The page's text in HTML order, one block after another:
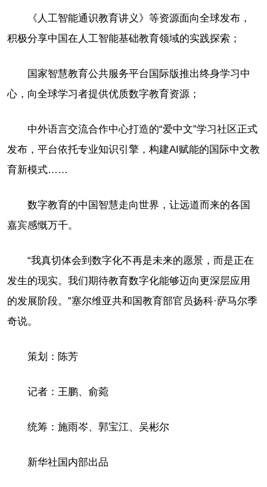
《人工智能通识教育讲义》等资源面向全球发布，
积极分享中国在人工智能基础教育领域的实践探索；
国家智慧教育公共服务平台国际版推出终身学习中
心，向全球学习者提供优质数字教育资源；
中外语言交流合作中心打造的“爱中文”学习社区正式
发布，平台依托专业知识引擎，构建AI赋能的国际中文教
育新模式……
数字教育的中国智慧走向世界，让远道而来的各国
嘉宾感慨万千。
“我真切体会到数字化不再是未来的愿景，而是正在
发生的现实。我们期待教育数字化能够迈向更深层应用
的发展阶段。”塞尔维亚共和国教育部官员扬科·萨马尔季
奇说。
策划：陈芳
记者：王鹏、俞菀
统筹：施雨岑、郭宝江、吴彬尔
新华社国内部出品